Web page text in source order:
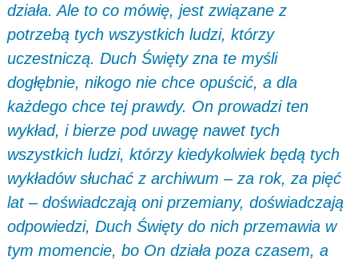
działa. Ale to co mówię, jest związane z
potrzebą tych wszystkich ludzi, którzy
uczestniczą. Duch Święty zna te myśli
dogłębnie, nikogo nie chce opuścić, a dla
każdego chce tej prawdy. On prowadzi ten
wykład, i bierze pod uwagę nawet tych
wszystkich ludzi, którzy kiedykolwiek będą tych
wykładów słuchać z archiwum – za rok, za pięć
lat – doświadczają oni przemiany, doświadczają
odpowiedzi, Duch Święty do nich przemawia w
tym momencie, bo On działa poza czasem, a